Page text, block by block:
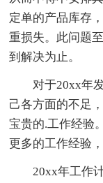
定单的产品库存
重损失。此问题
到解决为止。
对于20xx年
己各方面的不足
宝贵的.工作经验
更多的工作经验
20xx年工作